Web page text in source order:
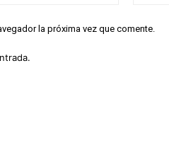
la próxima vez que comente.